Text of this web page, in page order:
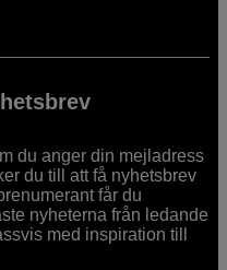
du anger din mejladress
du till att få nyhetsbrev
får du
nyheterna från ledande
med inspiration till